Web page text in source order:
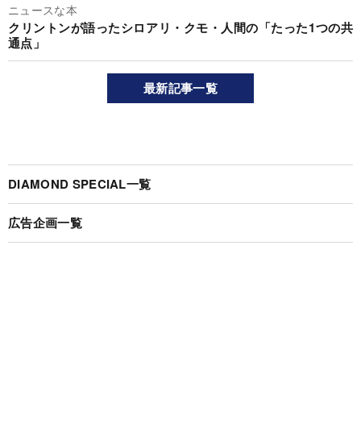
ニュースな本
クリントンが語ったシロアリ・クモ・人間の「たった1つの共
通点」
最新記事一覧
DIAMOND SPECIAL一覧
広告企画一覧